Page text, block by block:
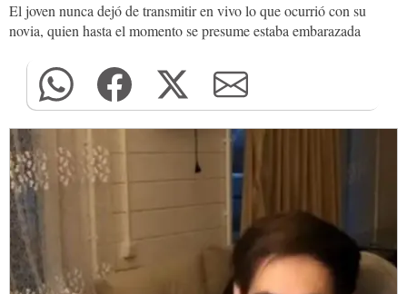
El joven nunca dejó de transmitir en vivo lo que ocurrió con su
novia, quien hasta el momento se presume estaba embarazada